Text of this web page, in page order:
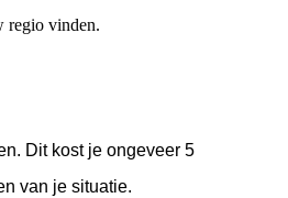
regio vinden.
Dit kost je ongeveer 5
van je situatie.